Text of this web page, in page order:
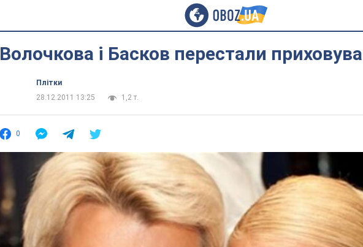
Волочкова і Басков перестали
Плітки
28.12.2011 13:25
1,2 т.
0